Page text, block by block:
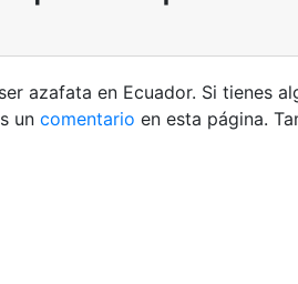
azafata en Ecuador. Si tienes
un comentario en esta página.